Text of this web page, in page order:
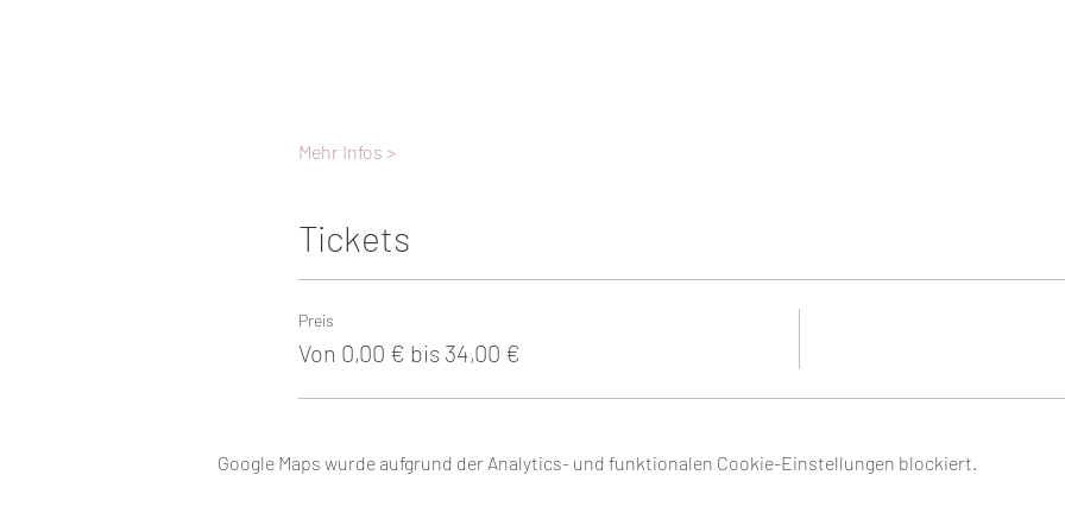
Mehr Infos >
Tickets
Preis
Von 0,00 € bis 34,00 €
Google Maps wurde aufgrund der Analytics- und funktionalen Cookie-Einstellungen blockiert.